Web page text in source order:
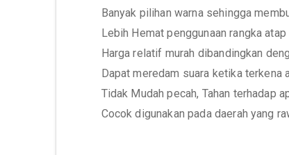
Banyak pilihan warna sehingga
Lebih Hemat penggunaan rangka atap
Harga relatif murah dibandingkan
Dapat meredam suara ketika terkena
Tidak Mudah pecah, Tahan terhadap
Cocok digunakan pada daerah yang